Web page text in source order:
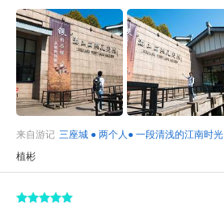
来自游记 三座城 ● 两个人● 一段清浅的江南时光
植彬